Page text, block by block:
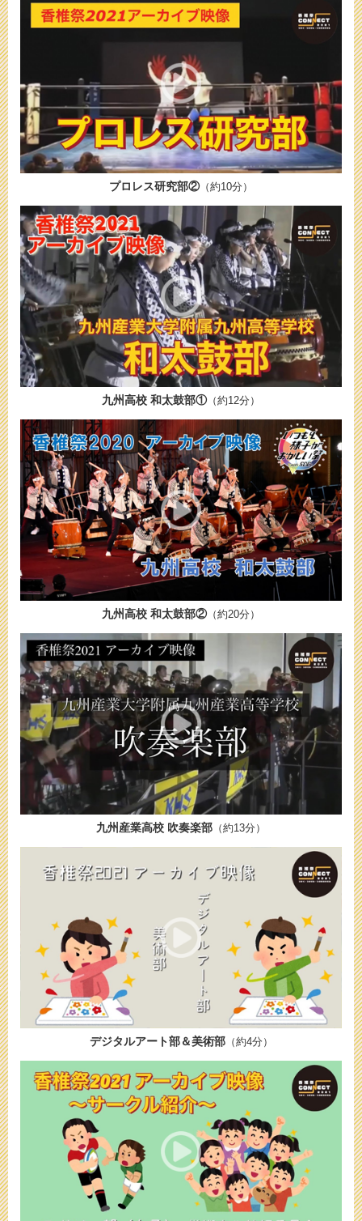
プロレス研究部②（約10分）
九州高校 和太鼓部①（約12分）
九州高校 和太鼓部②（約20分）
九州産業高校 吹奏楽部 （約13分）
デジタルアート部＆美術部（約4分）